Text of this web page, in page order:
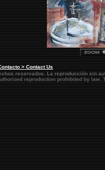
> Contact Us
reservados. La reproducción sin
reproduction prohibited by law.